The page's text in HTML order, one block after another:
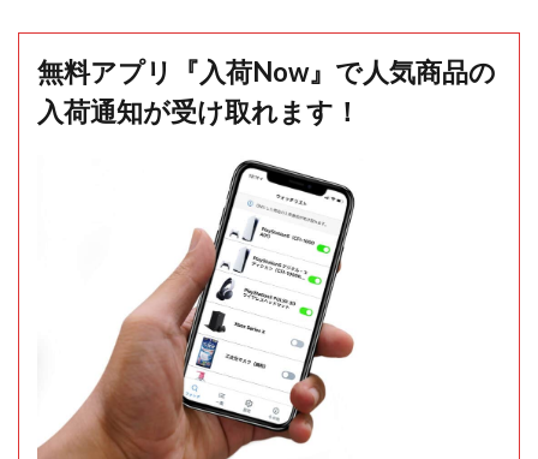
無料アプリ『入荷Now』で人気商品の
入荷通知が受け取れます！